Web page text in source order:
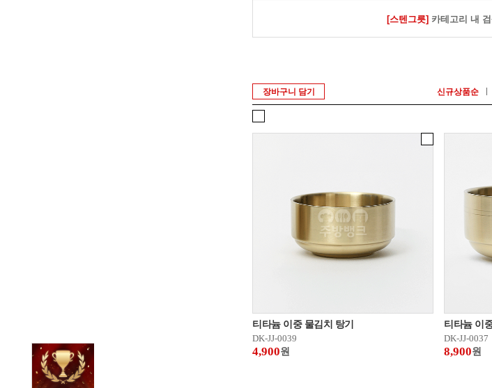
[스텐그릇] 카테고리 내 검
장바구니 담기 신규상품순
티타늄 이중 물김치 탕기
DK-JJ-0039
4,900원
티타늄 이
DK-JJ-0037
8,900원